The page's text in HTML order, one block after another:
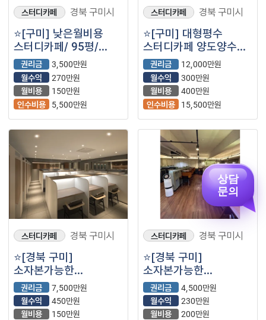
스터디카페 경북 구미시
⭐️[구미] 낮은월비용
스터디카페/ 95평/
월순익 270만원/ 초보.
투잡가능⭐️
권리금
3,500만원
월수익
270만원
월비용
150만원
인수비용
5,500만원
스터디카페 경북 구미시
⭐️[구미] 대형평수
스터디카페 양도양수
권리저렴하게
나왔습니다⭐️
권리금
12,000만원
월수익
300만원
월비용
400만원
인수비용
15,500만원
스터디카페 경북 구미시
⭐️[경북 구미]
소자본가능한
스터디카페 양도양수/
68평/ 낮은월비용
월순익 450만원⭐️
권리금
7,500만원
월수익
450만원
월비용
150만원
스터디카페 경북 구미시
⭐️[경북 구미]
소자본가능한
스터디카페 양도양수/
60평/ 순익 230만원/
투잡.초보창업⭐️
권리금
4,500만원
월수익
230만원
월비용
200만원
상담
문의